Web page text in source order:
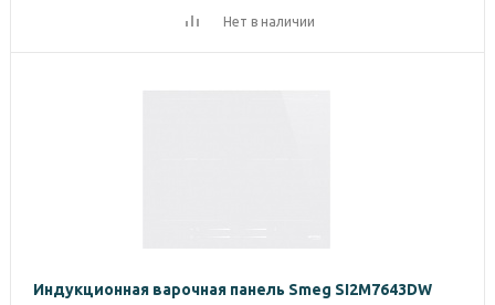
Нет в наличии
Индукционная варочная панель Smeg SI2M7643DW